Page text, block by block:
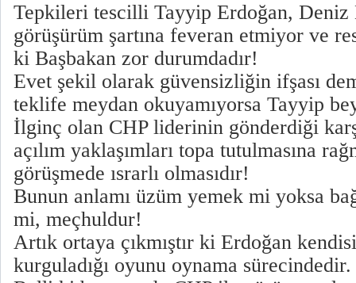
Tepkileri tescilli Tayyip Erdoğan, Deniz
görüşürüm şartına feveran etmiyor ve
ki Başbakan zor durumdadır!
Evet şekil olarak güvensizliğin ifşası
teklife meydan okuyamıyorsa Tayyip
İlginç olan CHP liderinin gönderdiği
açılım yaklaşımları topa tutulmasına
görüşmede ısrarlı olmasıdır!
Bunun anlamı üzüm yemek mi yoksa
mi, meçhuldur!
Artık ortaya çıkmıştır ki Erdoğan
kurguladığı oyunu oynama sürecindedir.